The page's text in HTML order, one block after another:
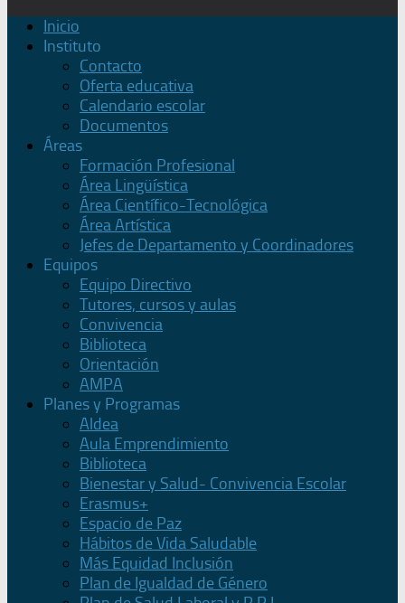
Inicio
Instituto
Contacto
Oferta educativa
Calendario escolar
Documentos
Áreas
Formación Profesional
Área Lingüística
Área Científico-Tecnológica
Área Artística
Jefes de Departamento y Coordinadores
Equipos
Equipo Directivo
Tutores, cursos y aulas
Convivencia
Biblioteca
Orientación
AMPA
Planes y Programas
Aldea
Aula Emprendimiento
Biblioteca
Bienestar y Salud- Convivencia Escolar
Erasmus+
Espacio de Paz
Hábitos de Vida Saludable
Más Equidad Inclusión
Plan de Igualdad de Género